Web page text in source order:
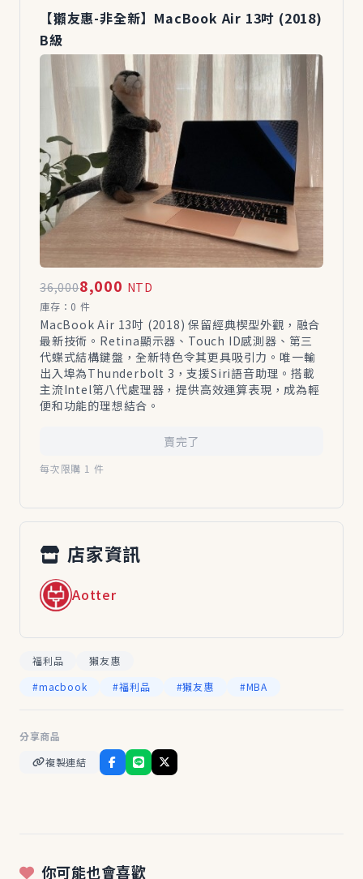
【獺友惠-非全新】MacBook Air 13吋 (2018)
B級
36,0008,000 NTD
庫存：0 件
MacBook Air 13吋 (2018) 保留經典楔型外觀，融合
最新技術。Retina顯示器、Touch ID感測器、第三
代蝶式結構鍵盤，全新特色令其更具吸引力。唯一輸
出入埠為Thunderbolt 3，支援Siri語音助理。搭載
主流Intel第八代處理器，提供高效運算表現，成為輕
便和功能的理想結合。
賣完了
每次限購 1 件
店家資訊
Aotter
福利品
獺友惠
#macbook
#福利品 #獺友惠 #MBA
分享商品
複製連結
你可能也會喜歡